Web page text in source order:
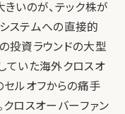
いのが、テック株が
ステムへの直接的
投資ラウンドの大型
ていた海外クロスオ
セルオフからの痛手
ロスオーバーファン